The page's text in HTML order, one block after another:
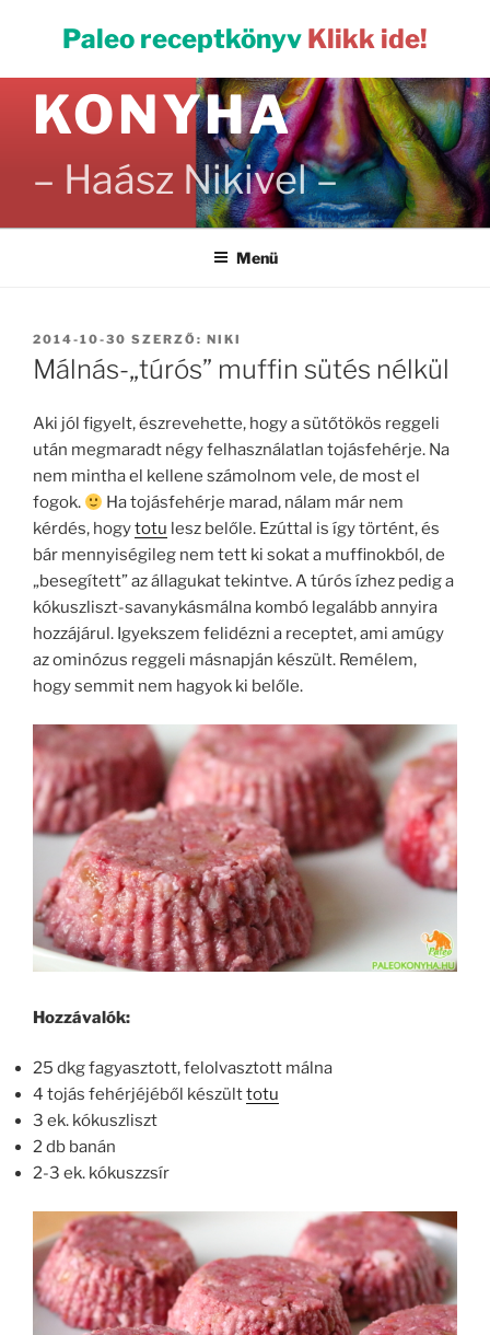
Paleo receptkönyv Klikk ide!
PALEO
KONYHA
– Haász Nikivel –
Menü
BEKÜLDVE:
2014-10-30 SZERZŐ: NIKI
Málnás-„túrós” muffin sütés nélkül
Aki jól figyelt, észrevehette, hogy a sütőtökös reggeli
után megmaradt négy felhasználatlan tojásfehérje. Na
nem mintha el kellene számolnom vele, de most el
fogok.
Ha tojásfehérje marad, nálam már nem
kérdés, hogytotu lesz belőle. Ezúttal is így történt, és
bár mennyiségileg nem tett ki sokat a muffinokból, de
„besegített” az állagukat tekintve. A túrós ízhez pedig a
kókuszliszt-savanykásmálna kombó legalább annyira
hozzájárul. Igyekszem felidézni a receptet, ami amúgy
az ominózus reggeli másnapján készült. Remélem,
hogy semmit nem hagyok ki belőle.
Hozzávalók:
25 dkg fagyasztott, felolvasztott málna
4 tojás fehérjéjéből készülttotu
3 ek. kókuszliszt
2 db banán
2-3 ek. kókuszzsír